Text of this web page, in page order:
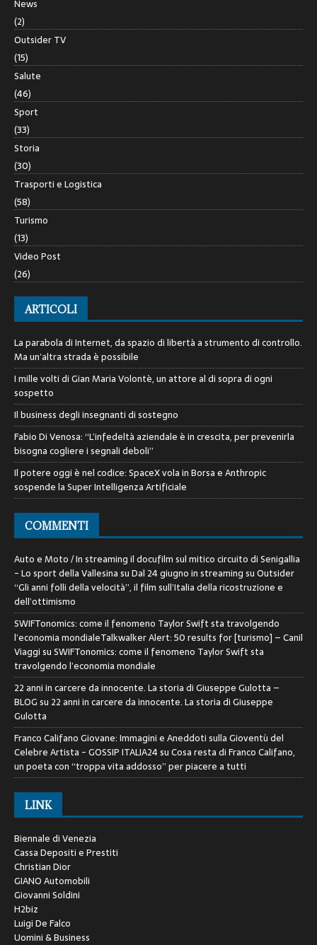
News
(2)
Outsider TV
(15)
Salute
(46)
Sport
(33)
Storia
(30)
Trasporti e Logistica
(58)
Turismo
(13)
Video Post
(26)
ARTICOLI
La parabola di Internet, da spazio di libertà a strumento di controllo.
Ma un’altra strada è possibile
I mille volti di Gian Maria Volontè, un attore al di sopra di ogni
sospetto
Il business degli insegnanti di sostegno
Fabio Di Venosa: “L’infedeltà aziendale è in crescita, per prevenirla
bisogna cogliere i segnali deboli”
Il potere oggi è nel codice: SpaceX vola in Borsa e Anthropic
sospende la Super Intelligenza Artificiale
COMMENTI
Auto e Moto / In streaming il docufilm sul mitico circuito di Senigallia
- Lo sport della VallesinasuDal 24 giugno in streaming su Outsider
“Gli anni folli della velocità”, il film sull’Italia della ricostruzione e
dell’ottimismo
SWIFTonomics: come il fenomeno Taylor Swift sta travolgendo
l’economia mondialeTalkwalker Alert: 50 results for [turismo] – Canil
ViaggisuSWIFTonomics: come il fenomeno Taylor Swift sta
travolgendo l’economia mondiale
22 anni in carcere da innocente. La storia di Giuseppe Gulotta –
BLOGsu 22 anni in carcere da innocente. La storia di Giuseppe
Gulotta
Franco Califano Giovane: Immagini e Aneddoti sulla Gioventù del
Celebre Artista - GOSSIP ITALIA24suCosa resta di Franco Califano,
un poeta con “troppa vita addosso” per piacere a tutti
LINK
Biennale di Venezia
Cassa Depositi e Prestiti
Christian Dior
GIANO Automobili
Giovanni Soldini
H2biz
Luigi De Falco
Uomini & Business